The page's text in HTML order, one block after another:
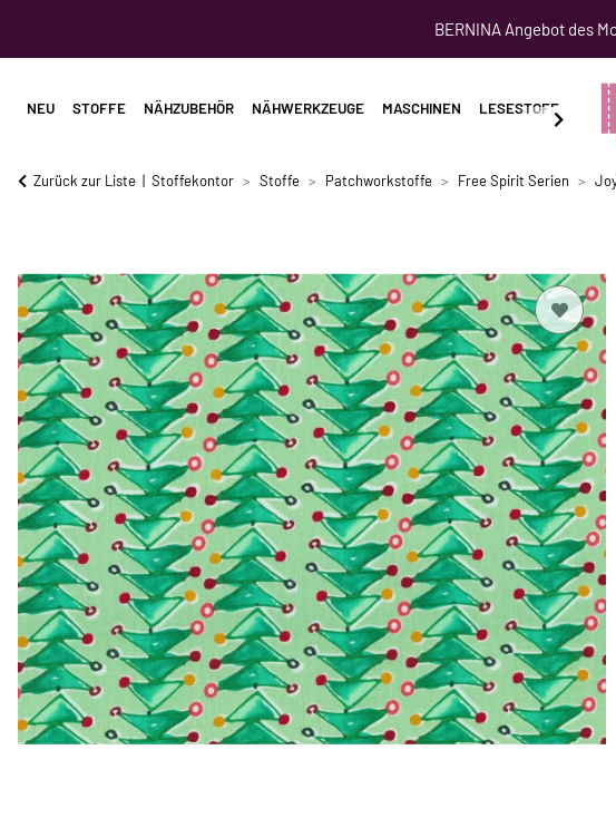
BERNINA Angebot des
NEU STOFFE NÄHZUBEHÖR NÄHWERKZEUGE MASCHINEN LESESTOFF
Zurück zur Liste Stoffekontor Stoffe Patchworkstoffe Free Spirit Serien